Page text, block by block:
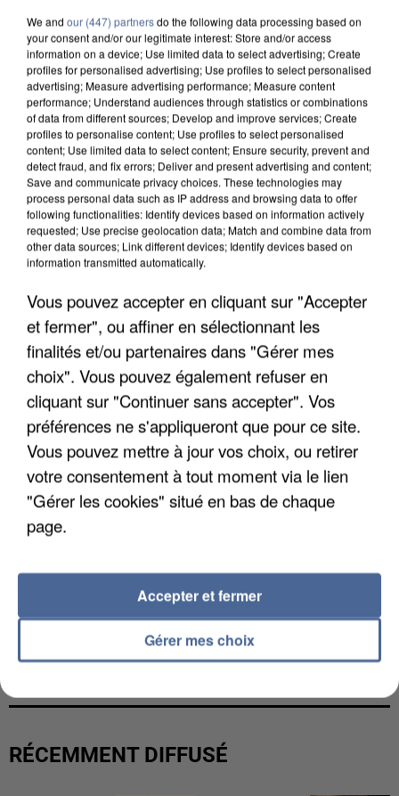
UN SECOND CADRE DE LA DZ MAFIA
INTERPELLÉ EN ALGÉRIE
UNE TOURISTE DE L’OISE EMPORTÉE PAR UNE
COULÉE DE BOUE EN HAUTE-SAVOIE
RÉCEMMENT DIFFUSÉ
We and our (447) partnersdo the following data processing based on
your consent and/or our legitimate interest: Store and/or access
information on a device; Use limited data to select advertising; Create
profiles for personalised advertising; Use profiles to select personalised
advertising; Measure advertising performance; Measure content
performance; Understand audiences through statistics or combinations
of data from different sources; Develop and improve services; Create
profiles to personalise content; Use profiles to select personalised
content; Use limited data to select content; Ensure security, prevent and
detect fraud, and fix errors; Deliver and present advertising and content;
Save and communicate privacy choices. These technologies may
process personal data such as IP address and browsing data to offer
following functionalities: Identify devices based on information actively
requested; Use precise geolocation data; Match and combine data from
other data sources; Link different devices; Identify devices based on
information transmitted automatically.
Vous pouvez accepter en cliquant sur "Accepter
et fermer", ou affiner en sélectionnant les
finalités et/ou partenaires dans "Gérer mes
choix". Vous pouvez également refuser en
cliquant sur "Continuer sans accepter". Vos
préférences ne s'appliqueront que pour ce site.
Vous pouvez mettre à jour vos choix, ou retirer
votre consentement à tout moment via le lien
"Gérer les cookies" situé en bas de chaque
page.
Gérer mes choix
Accepter et fermer